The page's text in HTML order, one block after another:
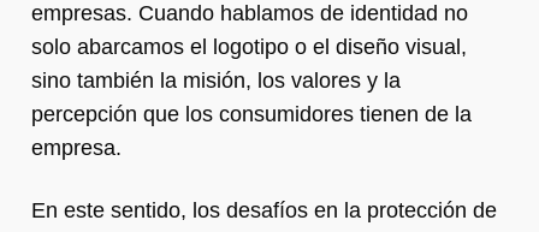
empresas. Cuando hablamos de identidad no
solo abarcamos el logotipo o el diseño visual,
sino también la misión, los valores y la
percepción que los consumidores tienen de la
empresa.
En este sentido, los desafíos en la protección de